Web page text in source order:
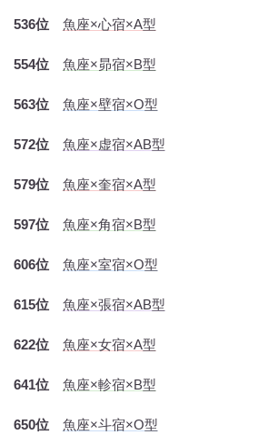
536位 魚座×心宿×A型
554位 魚座×昴宿×B型
563位 魚座×壁宿×O型
572位 魚座×虚宿×AB型
579位 魚座×奎宿×A型
597位 魚座×角宿×B型
606位 魚座×室宿×O型
615位 魚座×張宿×AB型
622位 魚座×女宿×A型
641位 魚座×軫宿×B型
650位 魚座×斗宿×O型